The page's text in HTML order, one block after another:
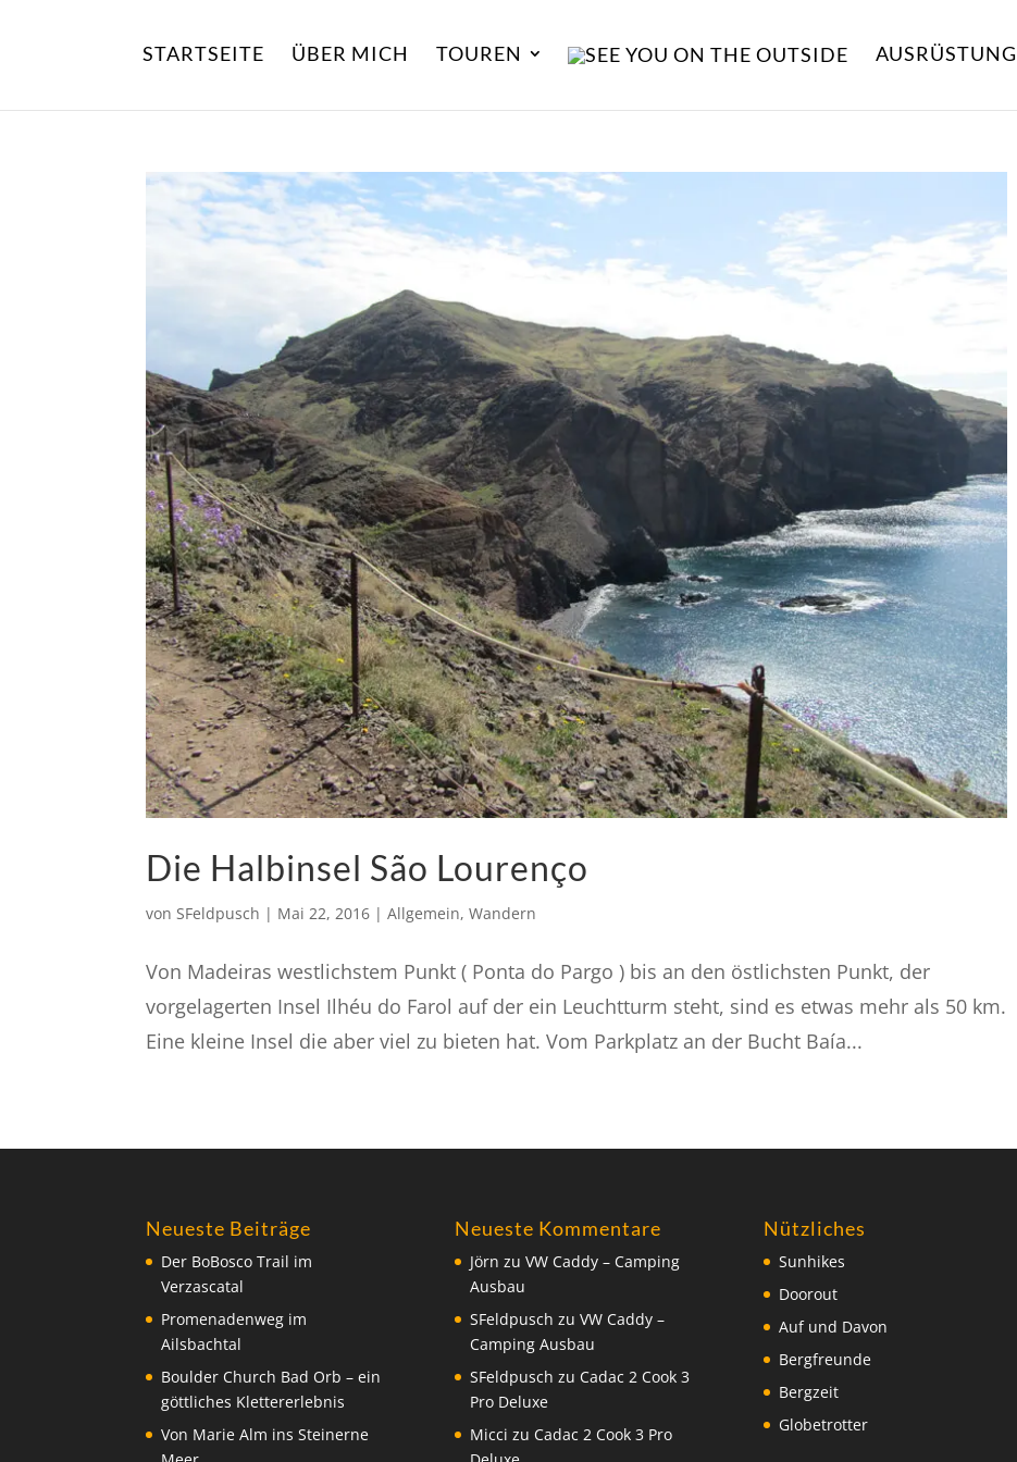
STARTSEITE ÜBER MICH TOUREN AUSRÜSTUNG
Die Halbinsel São Lourenço
von SFeldpusch | Mai 22, 2016 |Allgemein,Wandern
Von Madeiras westlichstem Punkt ( Ponta do Pargo ) bis an den östlichsten Punkt, der
vorgelagerten Insel Ilhéu do Farol auf der ein Leuchtturm steht, sind es etwas mehr als 50 km.
Eine kleine Insel die aber viel zu bieten hat. Vom Parkplatz an der Bucht Baía...
Neueste Beiträge
Der BoBosco Trail im
Verzascatal
Promenadenweg im
Ailsbachtal
Boulder Church Bad Orb – ein
göttliches Klettererlebnis
Von Marie Alm ins Steinerne
Neueste Kommentare
Jörn zu VW Caddy – Camping
Ausbau
SFeldpusch zu VW Caddy –
Camping Ausbau
SFeldpusch zu Cadac 2 Cook 3
Pro Deluxe
Micci zu Cadac 2 Cook 3 Pro
Nützliches
Sunhikes
Doorout
Auf und Davon
Bergfreunde
Bergzeit
Globetrotter